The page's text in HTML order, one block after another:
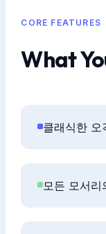
CORE FEATURES
What
클래식한 오
모든 모서리